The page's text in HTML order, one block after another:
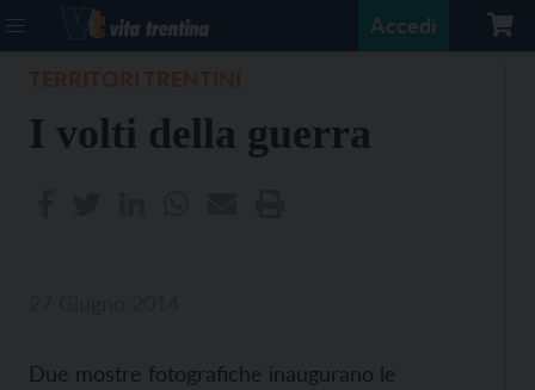
Accedi
I volti della guerra
Due mostre fotografiche inaugurano le